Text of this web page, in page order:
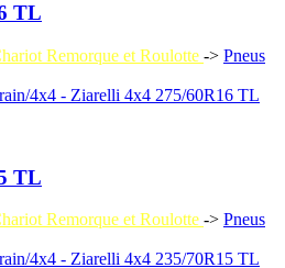
TL
Remorque et Roulotte -> Pneus
TL
Remorque et Roulotte -> Pneus